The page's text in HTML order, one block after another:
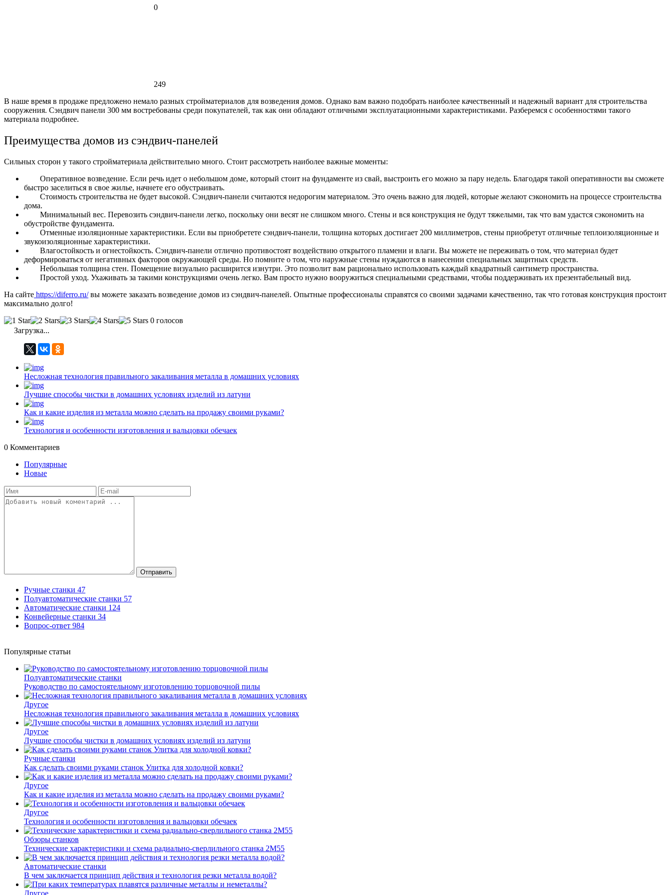
0
249
В наше время в продаже предложено немало разных стройматериалов для возведения домов. Однако вам важно подобрать наиболее качественный и надежный вариант для строительства
сооружения. Сэндвич панели 300 мм востребованы среди покупателей, так как они обладают отличными эксплуатационными характеристиками. Разберемся с особенностями такого
материала подробнее.
Преимущества домов из сэндвич-панелей
Сильных сторон у такого стройматериала действительно много. Стоит рассмотреть наиболее важные моменты:
Оперативное возведение. Если речь идет о небольшом доме, который стоит на фундаменте из свай, выстроить его можно за пару недель. Благодаря такой оперативности вы сможете
быстро заселиться в свое жилье, начнете его обустраивать.
Стоимость строительства не будет высокой. Сэндвич-панели считаются недорогим материалом. Это очень важно для людей, которые желают сэкономить на процессе строительства
дома.
Минимальный вес. Перевозить сэндвич-панели легко, поскольку они весят не слишком много. Стены и вся конструкция не будут тяжелыми, так что вам удастся сэкономить на
обустройстве фундамента.
Отменные изоляционные характеристики. Если вы приобретете сэндвич-панели, толщина которых достигает 200 миллиметров, стены приобретут отличные теплоизоляционные и
звукоизоляционные характеристики.
Влагостойкость и огнестойкость. Сэндвич-панели отлично противостоят воздействию открытого пламени и влаги. Вы можете не переживать о том, что материал будет
деформироваться от негативных факторов окружающей среды. Но помните о том, что наружные стены нуждаются в нанесении специальных защитных средств.
Небольшая толщина стен. Помещение визуально расширится изнутри. Это позволит вам рационально использовать каждый квадратный сантиметр пространства.
Простой уход. Ухаживать за такими конструкциями очень легко. Вам просто нужно вооружиться специальными средствами, чтобы поддерживать их презентабельный вид.
На сайте https://diferro.ru/вы можете заказать возведение домов из сэндвич-панелей. Опытные профессионалы справятся со своими задачами качественно, так что готовая конструкция простоит
максимально долго!
0 голосов
Загрузка...
Несложная технология правильного закаливания металла в домашних условиях
Лучшие способы чистки в домашних условиях изделий из латуни
Как и какие изделия из металла можно сделать на продажу своими руками?
Технология и особенности изготовления и вальцовки обечаек
0 Комментариев
Популярные
Новые
Отправить
Ручные станки 47
Полуавтоматические станки 57
Автоматические станки 124
Конвейерные станки 34
Вопрос-ответ 984
Популярные статьи
Полуавтоматические станки
Руководство по самостоятельному изготовлению торцовочной пилы
Другое
Несложная технология правильного закаливания металла в домашних условиях
Другое
Лучшие способы чистки в домашних условиях изделий из латуни
Ручные станки
Как сделать своими руками станок Улитка для холодной ковки?
Другое
Как и какие изделия из металла можно сделать на продажу своими руками?
Другое
Технология и особенности изготовления и вальцовки обечаек
Обзоры станков
Технические характеристики и схема радиально-сверлильного станка 2М55
Автоматические станки
В чем заключается принцип действия и технология резки металла водой?
Другое